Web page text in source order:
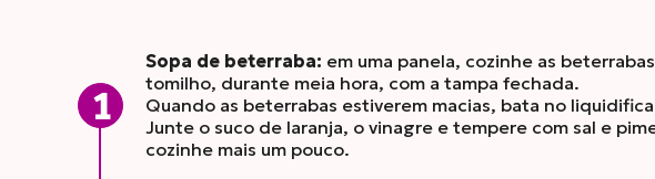
Sopa de beterraba: em uma panela, cozinhe as
tomilho, durante meia hora, com a tampa fechada.
Quando as beterrabas estiverem macias, bata no
Junte o suco de laranja, o vinagre e tempere com sal e
cozinhe mais um pouco.